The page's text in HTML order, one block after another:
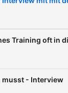
Training oft in
musst - Interview